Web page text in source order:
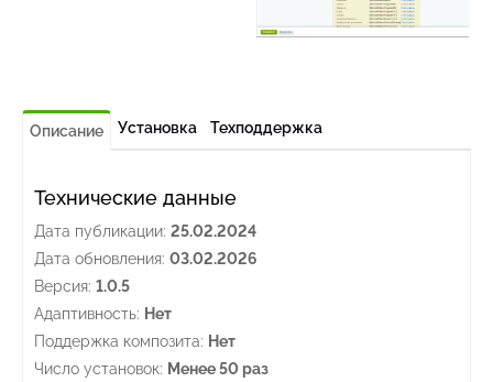
Описание Установка Техподдержка
Технические данные
Дата публикации: 25.02.2024
Дата обновления: 03.02.2026
Версия: 1.0.5
Адаптивность: Нет
Поддержка композита: Нет
Число установок: Менее 50 раз